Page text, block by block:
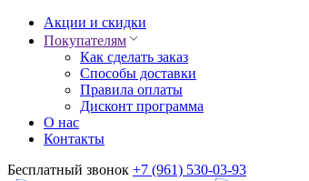
Акции и скидки
Покупателям
Как сделать заказ
Способы доставки
Правила оплаты
Дисконт программа
О нас
Контакты
Бесплатный звонок +7 (961) 530-03-93